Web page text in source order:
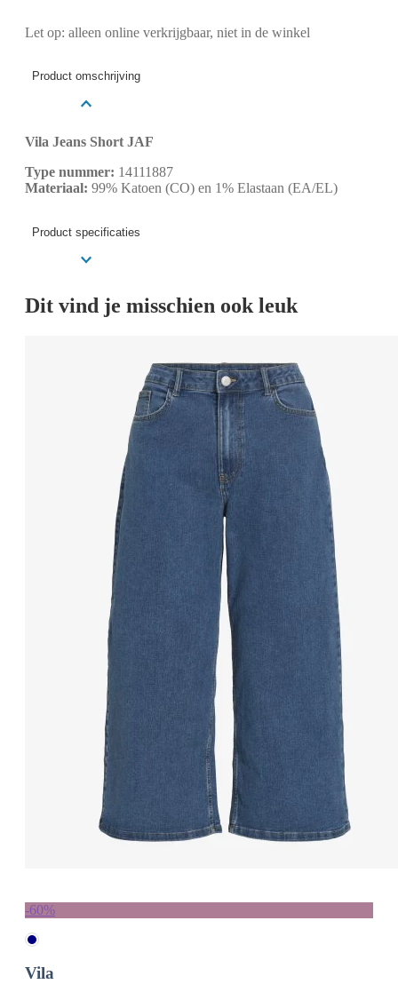
Let op: alleen online verkrijgbaar, niet in de winkel
Product omschrijving
Vila Jeans Short JAF
Type nummer: 14111887
Materiaal: 99% Katoen (CO) en 1% Elastaan (EA/EL)
Product specificaties
Dit vind je misschien ook leuk
-60%
Vila